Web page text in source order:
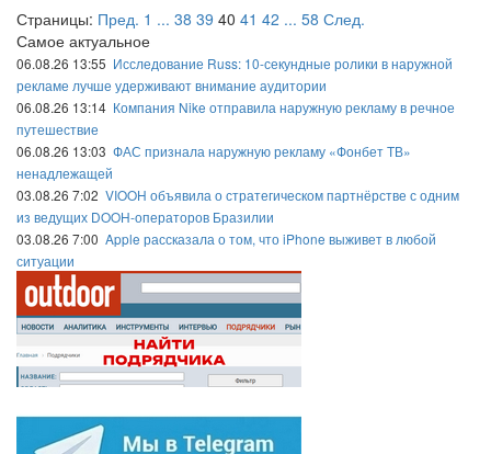
Страницы: Пред. 1 ... 38 39 40 41 42 ... 58 След.
Самое актуальное
06.08.26 13:55 Исследование Russ: 10-секундные ролики в наружной
рекламе лучше удерживают внимание аудитории
06.08.26 13:14 Компания Nike отправила наружную рекламу в речное
путешествие
06.08.26 13:03 ФАС признала наружную рекламу «Фонбет ТВ»
ненадлежащей
03.08.26 7:02 VIOOH объявила о стратегическом партнёрстве с одним
из ведущих DOOH-операторов Бразилии
03.08.26 7:00 Apple рассказала о том, что iPhone выживет в любой
ситуации